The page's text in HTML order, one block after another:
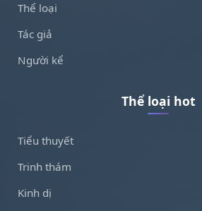
Thể loại
Tác giả
Người kể
Thể loại hot
Tiểu thuyết
Trinh thám
Kinh dị